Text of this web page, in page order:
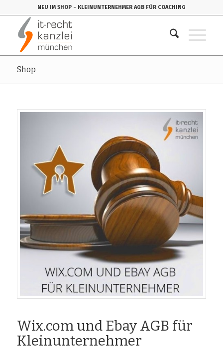
NEU IM SHOP - KLEINUNTERNEHMER AGB FÜR COACHING
Shop
Wix.com und Ebay AGB für
Kleinunternehmer